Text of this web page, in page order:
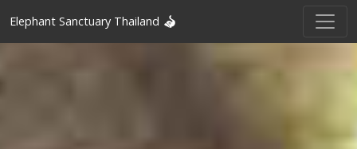
Elephant Sanctuary Thailand